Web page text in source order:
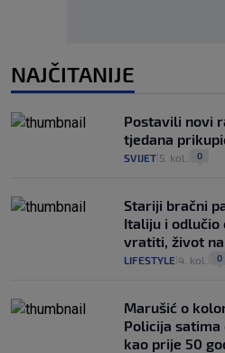
NAJČITANIJE
Postavili novi
tjedana
SVIJET 5. kol. 0
Stariji bračni
Italiju i odlučio
vratiti, život
LIFESTYLE 4. kol. 0
Marušić o
Policija satima
kao prije 50